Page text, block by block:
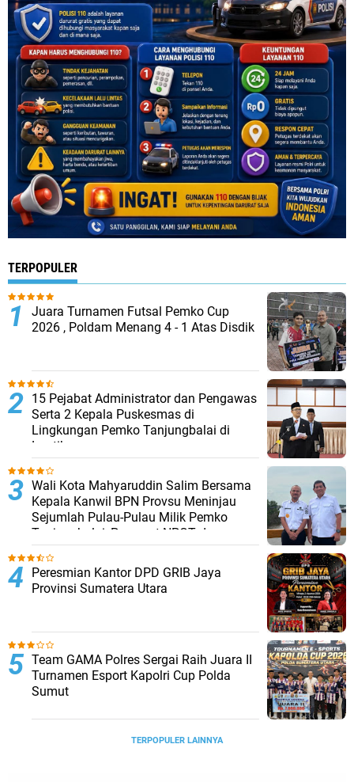
TERPOPULER
Juara Turnamen Futsal Pemko Cup
2026 , Poldam Menang 4 - 1 Atas Disdik
15 Pejabat Administrator dan Pengawas
Serta 2 Kepala Puskesmas di
Lingkungan Pemko Tanjungbalai di
Lantik
Wali Kota Mahyaruddin Salim Bersama
Kepala Kanwil BPN Provsu Meninjau
Sejumlah Pulau-Pulau Milik Pemko
Tanjungbalai, Percepat NPGT dan
Sertifikasi Aset
Peresmian Kantor DPD GRIB Jaya
Provinsi Sumatera Utara
Team GAMA Polres Sergai Raih Juara II
Turnamen Esport Kapolri Cup Polda
Sumut
TERPOPULER LAINNYA